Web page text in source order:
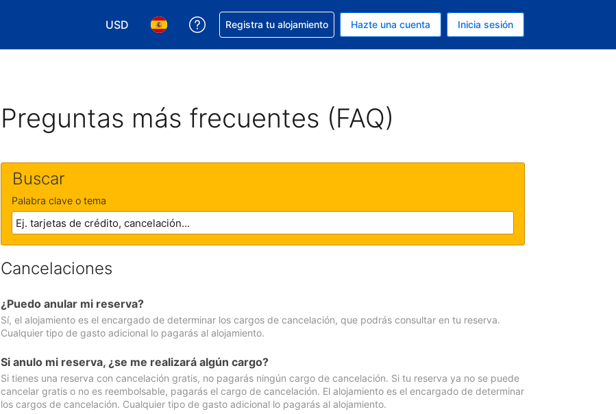
USD
Elegir tu moneda. Tu moneda actual es Dólar de EEUU
Elegir el idioma que prefieres. Tu idioma actual es Español
Obtener ayuda con la reserva
Registra tu alojamiento Hazte una cuenta Inicia sesión
Preguntas más frecuentes (FAQ)
Buscar
Palabra clave o tema
Cancelaciones
¿Puedo anular mi reserva?
Sí, el alojamiento es el encargado de determinar los cargos de cancelación, que podrás consultar en tu reserva.
Cualquier tipo de gasto adicional lo pagarás al alojamiento.
Si anulo mi reserva, ¿se me realizará algún cargo?
Si tienes una reserva con cancelación gratis, no pagarás ningún cargo de cancelación. Si tu reserva ya no se puede
cancelar gratis o no es reembolsable, pagarás el cargo de cancelación. El alojamiento es el encargado de determinar
los cargos de cancelación. Cualquier tipo de gasto adicional lo pagarás al alojamiento.